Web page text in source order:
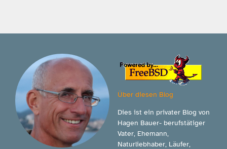
Über diesen Blog
Dies ist ein privater Blog von
Hagen Bauer- berufstätiger
Vater, Ehemann,
Naturliebhaber, Läufer,